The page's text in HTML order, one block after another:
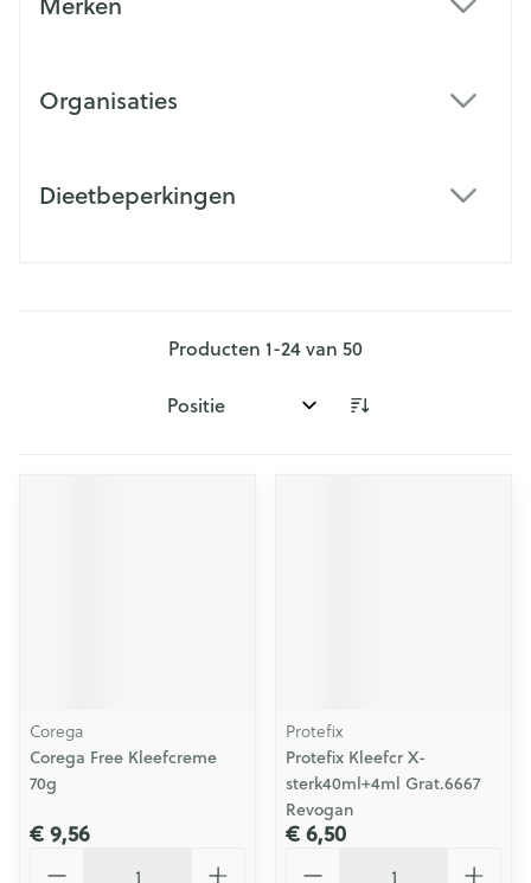
Organisaties
Dieetbeperkingen
Producten 1-24van 50
Sorteer op:
Corega
Corega Free Kleefcreme
70g
€ 9,56
Protefix
Protefix Kleefcr X-
sterk40ml+4ml Grat.6667
Revogan
€ 6,50